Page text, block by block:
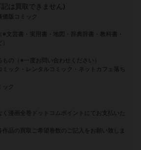
は買取できません)
価版コミック
※文芸書・実用書・地図・辞典辞書・教科書・
の（※一度お問い合わせください）
ミック・レンタルコミック・ネットカフェ落ち
ック
く漫画全巻ドットコムポイントにてお支払いた
作品の買取ご希望巻数のご記入をお願い致しま